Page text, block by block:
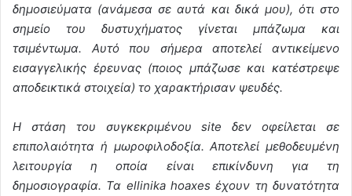
δημοσιεύματα (ανάμεσα σε αυτά και δικά μου), ότι στο
σημείο του δυστυχήματος γίνεται μπάζωμα και
τσιμέντωμα. Αυτό που σήμερα αποτελεί αντικείμενο
εισαγγελικής έρευνας (ποιος μπάζωσε και κατέστρεψε
αποδεικτικά στοιχεία) το χαρακτήρισαν ψευδές.
Η στάση του συγκεκριμένου site δεν οφείλεται σε
επιπολαιότητα ή μωροφιλοδοξία. Αποτελεί μεθοδευμένη
λειτουργία η οποία είναι επικίνδυνη για τη
δημοσιογραφία. Τα ellinika hoaxes έχουν τη δυνατότητα